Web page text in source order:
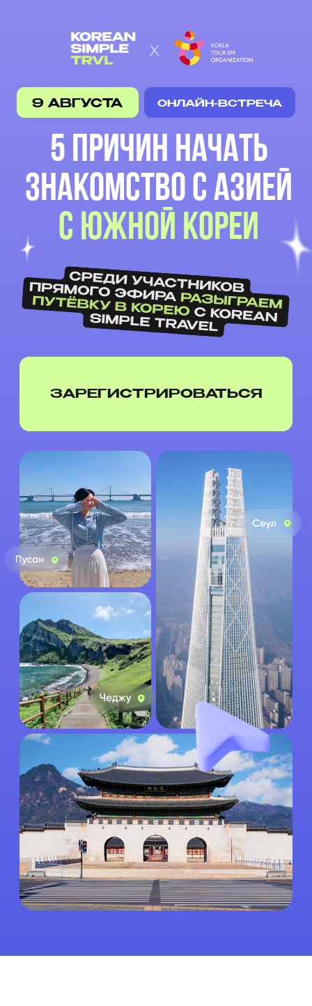
5 причин начать
знакомство с Азией
с Южной Кореи
ЗАРЕГИСТРИРОВАТЬСЯ
х
ЧТО ВАС ЖДЕТ
НА ВСТРЕЧЕ
01
Почему Азия вызывает тревогу,
особенно у начинающих
путешественников